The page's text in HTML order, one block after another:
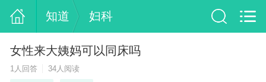
知道 妇科
女性来大姨妈可以同床吗
1人回答 34人阅读